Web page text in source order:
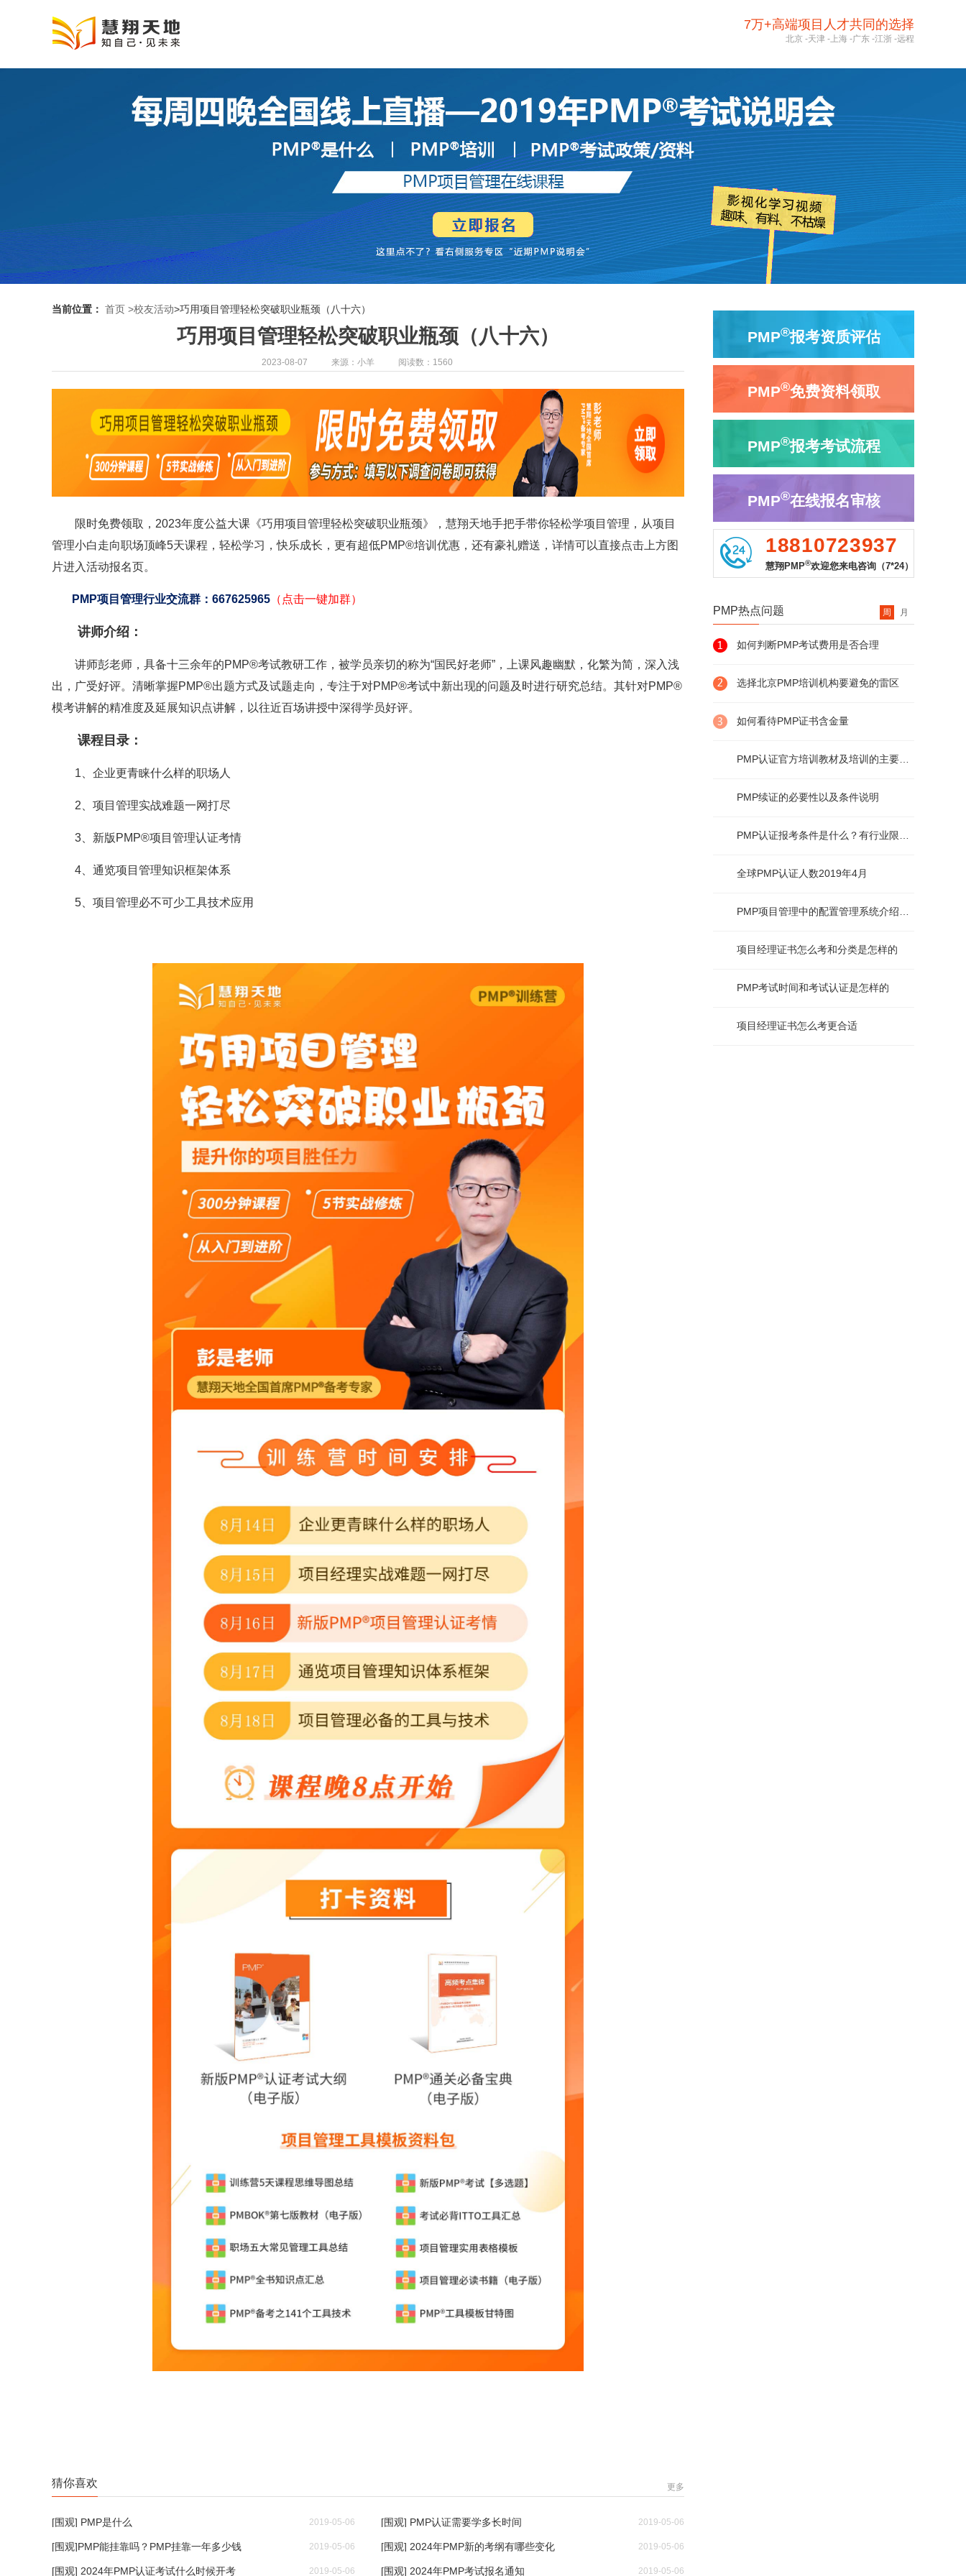
7万+高端项目人才共同的选择
北京 -天津 - 上海 -广东 -江浙 -远程
当前位置： 首页 >校友活动>巧用项目管理轻松突破职业瓶颈（八十六）
巧用项目管理轻松突破职业瓶颈（八十六）
2023-08-07 来源：小羊 阅读数：1560
限时免费领取，2023年度公益大课《巧用项目管理轻松突破职业瓶颈》 ， 慧翔天地手把手带你轻松学项目管理，从项目
管理小白走向职场顶峰5天课程，轻松学习，快乐成长，更有超低PMP®培训优惠，还有豪礼赠送，详情可以直接点击上方图
片进入活动报名页。
PMP项目管理行业交流群：667625965 （点击一键加群）
讲师介绍：
讲师彭老师，具备十三余年的PMP®考试教研工作，被学员亲切的称为“国民好老师”，上课风趣幽默，化繁为简，深入浅
出，广受好评。清晰掌握PMP®出题方式及试题走向，专注于对PMP®考试中新出现的问题及时进行研究总结。其针对PMP®
模考讲解的精准度及延展知识点讲解，以往近百场讲授中深得学员好评。
课程目录：
1、企业更青睐什么样的职场人
2、项目管理实战难题一网打尽
3、新版PMP®项目管理认证考情
4、通览项目管理知识框架体系
5、项目管理必不可少工具技术应用
猜你喜欢 更多
[围观] PMP是什么 2019-05-06 [围观] PMP认证需要学多长时间 2019-05-06
[围观]PMP能挂靠吗？PMP挂靠一年多少钱 2019-05-06 [围观] 2024年PMP新的考纲有哪些变化 2019-05-06
[围观] 2024年PMP认证考试什么时候开考 2019-05-06 [围观] 2024年PMP考试报名通知 2019-05-06
PMP®报考资质评估
PMP®免费资料领取
PMP®报考考试流程
PMP®在线报名审核
18810723937
慧翔PMP®欢迎您来电咨询（7*24）
PMP热点问题 周 月
如何判断PMP考试费用是否合理
选择北京PMP培训机构要避免的雷区
如何看待PMP证书含金量
PMP续证的必要性以及条件说明
全球PMP认证人数2019年4月
项目经理证书怎么考和分类是怎样的
PMP考试时间和考试认证是怎样的
项目经理证书怎么考更合适